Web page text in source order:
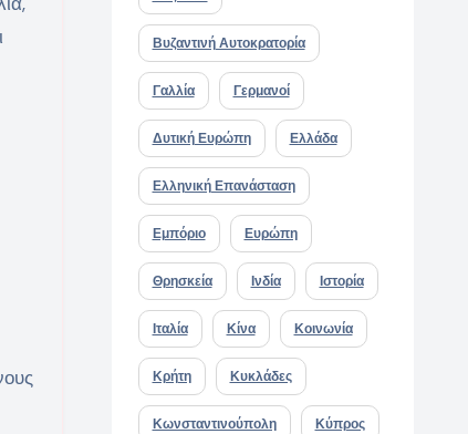
Βυζαντινή Αυτοκρατορία
Γαλλία Γερμανοί
Δυτική Ευρώπη Ελλάδα
Ελληνική Επανάσταση
Εμπόριο Ευρώπη
Θρησκεία Ινδία Ιστορία
Ιταλία Κίνα Κοινωνία
Κρήτη Κυκλάδες
Κωνσταντινούπολη Κύπρος